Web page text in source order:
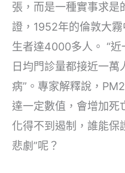
張，而是一種實事求是
證，1952年的倫敦大
生者達4000多人。 “
日均門診量都接近一
病”。專家解釋說，
達一定數值，會增加死
化得不到遏制，誰能保
悲劇”呢？